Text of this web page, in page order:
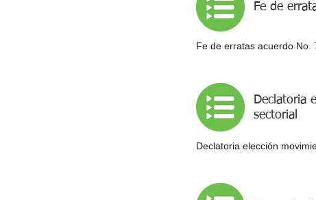
Fe de
Fe de erratas acuerdo No.
Declatoria
sectorial
Declatoria elección